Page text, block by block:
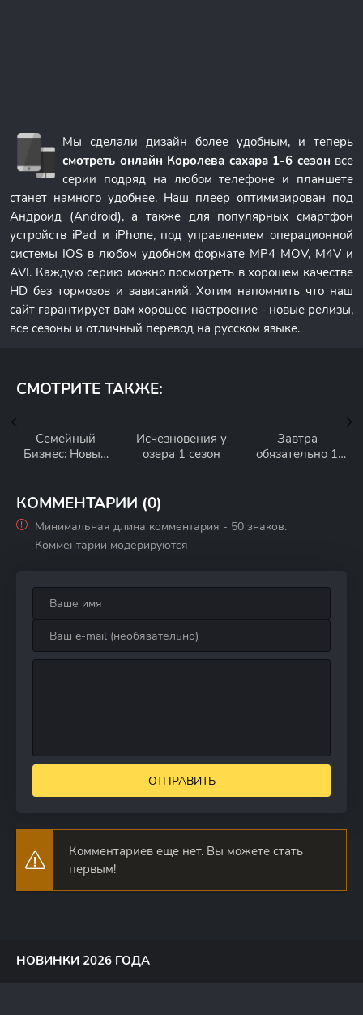
Мы сделали дизайн более удобным, и теперь
смотреть онлайн Королева сахара 1-6 сезон все
серии подряд на любом телефоне и планшете
станет намного удобнее. Наш плеер оптимизирован под
Андроид (Android), а также для популярных смартфон
устройств iPad и iPhone, под управлением операционной
системы IOS в любом удобном формате MP4 MOV, M4V и
AVI. Каждую серию можно посмотреть в хорошем качестве
HD без тормозов и зависаний. Хотим напомнить что наш
сайт гарантирует вам хорошее настроение - новые релизы,
все сезоны и отличный перевод на русском языке.
СМОТРИТЕ ТАКЖЕ:
Семейный
Бизнес: Новый
Исчезновения у
озера 1 сезон
Завтра
обязательно 1
КОММЕНТАРИИ (0)
Минимальная длина комментария - 50 знаков.
Комментарии модерируются
ОТПРАВИТЬ
Комментариев еще нет. Вы можете стать
первым!
НОВИНКИ 2026 ГОДА